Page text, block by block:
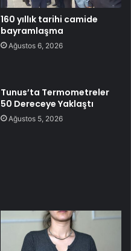
160 yıllık tarihi camide
bayramlaşma
Ağustos 6, 2026
Tunus’ta Termometreler
50 Dereceye Yaklaştı
Ağustos 5, 2026